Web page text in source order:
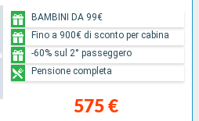
575 €
BAMBINI DA 99€
Fino a 900€ di sconto per cabina
-60% sul 2° passeggero
Pensione completa